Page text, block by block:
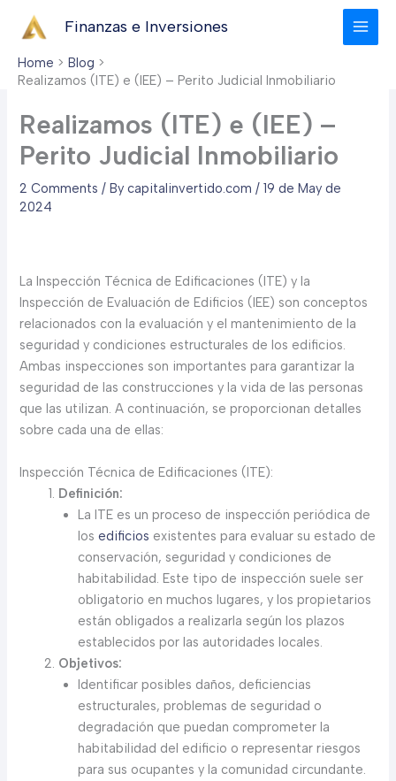
Finanzas e Inversiones
Home
Blog
Realizamos (ITE) e (IEE) – Perito Judicial Inmobiliario
Realizamos (ITE) e (IEE) –
Perito Judicial Inmobiliario
2 Comments / Bycapitalinvertido.com/19 de May de
2024
La Inspección Técnica de Edificaciones (ITE) y la
Inspección de Evaluación de Edificios (IEE) son conceptos
relacionados con la evaluación y el mantenimiento de la
seguridad y condiciones estructurales de los edificios.
Ambas inspecciones son importantes para garantizar la
seguridad de las construcciones y la vida de las personas
que las utilizan. A continuación, se proporcionan detalles
sobre cada una de ellas:
Inspección Técnica de Edificaciones (ITE):
Definición:
La ITE es un proceso de inspección periódica de
losedificios existentes para evaluar su estado de
conservación, seguridad y condiciones de
habitabilidad. Este tipo de inspección suele ser
obligatorio en muchos lugares, y los propietarios
están obligados a realizarla según los plazos
establecidos por las autoridades locales.
Objetivos:
Identificar posibles daños, deficiencias
estructurales, problemas de seguridad o
degradación que puedan comprometer la
habitabilidad del edificio o representar riesgos
para sus ocupantes y la comunidad circundante.